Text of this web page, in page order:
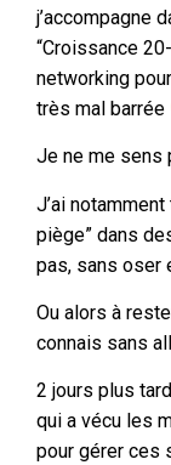
j’accompagne
“Croissance
networking
très mal barrée
Je ne me sens
J’ai
piège” dans
pas, sans oser
Ou alors à
connais sans
2 jours plus
qui a vécu les
pour gérer ces